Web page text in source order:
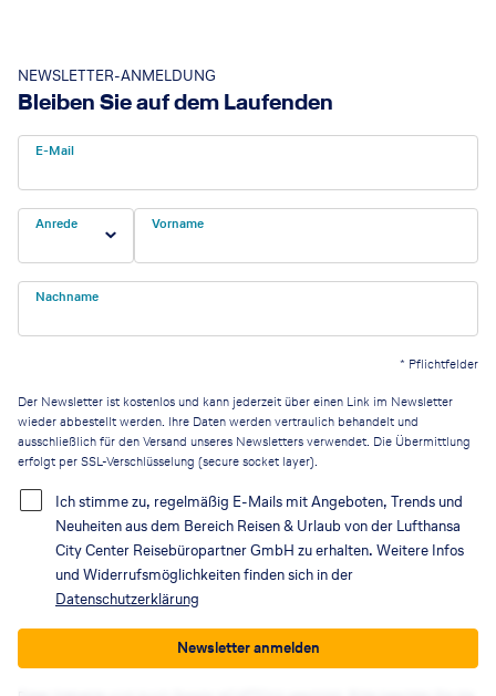
NEWSLETTER-ANMELDUNG
Bleiben Sie auf dem Laufenden
E-Mail
Anrede Vorname
Nachname
* Pflichtfelder
Der Newsletter ist kostenlos und kann jederzeit über einen Link im Newsletter
wieder abbestellt werden. Ihre Daten werden vertraulich behandelt und
ausschließlich für den Versand unseres Newsletters verwendet. Die Übermittlung
erfolgt per SSL-Verschlüsselung (secure socket layer).
Ich stimme zu, regelmäßig E-Mails mit Angeboten, Trends und
Neuheiten aus dem Bereich Reisen & Urlaub von der Lufthansa
City Center Reisebüropartner GmbH zu erhalten. Weitere Infos
und Widerrufsmöglichkeiten finden sich in der
Datenschutzerklärung
Newsletter anmelden